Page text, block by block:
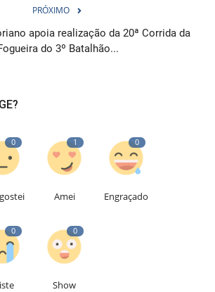
PRÓXIMO
apoia realização da 20ª Corrida da
do 3º Batalhão...
0 1
Amei
0
Engraçado
0 0
Show